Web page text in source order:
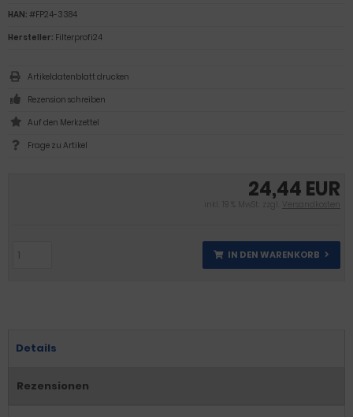
24,44 EUR
inkl. 19 % MwSt. zzgl. Versandkosten
IN DEN WARENKORB
HAN: #FP24-3384
Hersteller: Filterprofi24
Artikeldatenblatt drucken
Rezension schreiben
Frage zu Artikel
Details
Rezensionen